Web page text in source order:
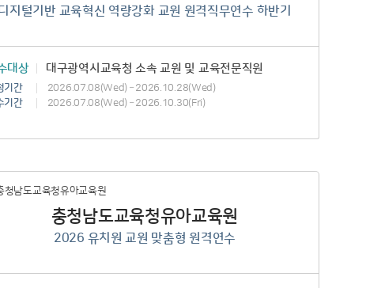
지털기반 교육혁신 역량강화 교원 원격직무연수 하반기
대상 대구광역시교육청 소속 교원 및 교육전문직원
기간
2026.07.08(Wed) – 2026.10.28(Wed)
기간
2026.07.08(Wed) – 2026.10.30(Fri)
충청남도교육청유아교육원
2026 유치원 교원 맞춤형 원격연수